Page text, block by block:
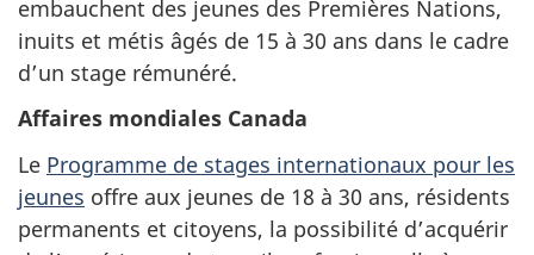
embauchent des jeunes des Premières Nations,
inuits et métis âgés de 15 à 30 ans dans le cadre
d’un stage rémunéré.
Affaires mondiales Canada
Le Programme de stages internationaux pour les
jeunes offre aux jeunes de 18 à 30 ans, résidents
permanents et citoyens, la possibilité d’acquérir